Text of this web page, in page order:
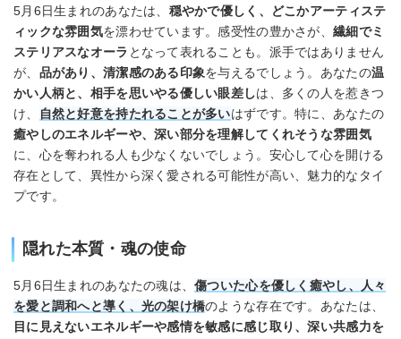
5月6日生まれのあなたは、 穏やかで優しく、どこかアーティステ
ィックな雰囲気を漂わせています。感受性の豊かさが、繊細でミ
ステリアスなオーラ となって表れることも。派手ではありません
が、 品があり、清潔感のある印象を与えるでしょう。あなたの温
かい人柄と、相手を思いやる優しい眼差しは、多くの人を惹きつ
け、
自然と好意を持たれることが多いはずです。特に、あなたの
癒やしのエネルギーや、深い部分を理解してくれそうな雰囲気
に、心を奪われる人も少なくないでしょう。安心して心を開ける
存在として、異性から深く愛される可能性が高い、魅力的なタイ
プです。
隠れた本質・魂の使命
5月6日生まれのあなたの魂は、傷ついた心を優しく癒やし、人々
を愛と調和へと導く、光の架け橋のような存在です。あなたは、
目に見えないエネルギーや感情を敏感に感じ取り、深い共感力を